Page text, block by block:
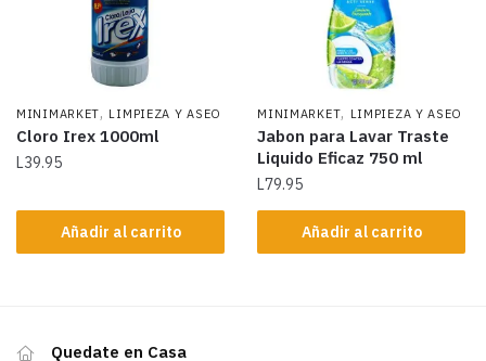
MINIMARKET, LIMPIEZA Y ASEO
Cloro Irex 1000ml
L39.95
Añadir al carrito
MINIMARKET, LIMPIEZA Y ASEO
Jabon para Lavar Traste
Liquido Eficaz 750 ml
L79.95
Añadir al carrito
Quedate en Casa